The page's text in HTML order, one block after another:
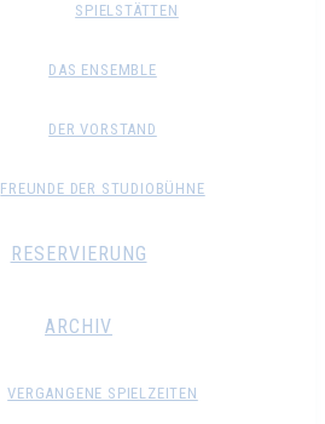
SPIELSTÄTTEN
DAS ENSEMBLE
DER VORSTAND
FREUNDE DER STUDIOBÜHNE
RESERVIERUNG
ARCHIV
VERGANGENE SPIELZEITEN